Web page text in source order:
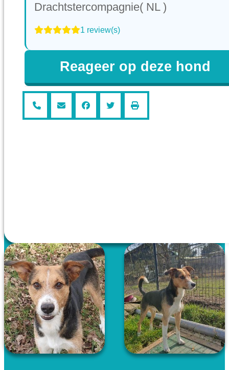
Drachtstercompagnie( NL )
1 review(s)
Reageer op deze hond